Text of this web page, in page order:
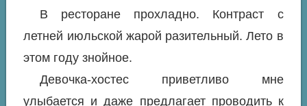
В ресторане прохладно. Контраст с
летней июльской жарой разительный. Лето в
этом году знойное.
Девочка-хостес приветливо мне
улыбается и даже предлагает проводить к